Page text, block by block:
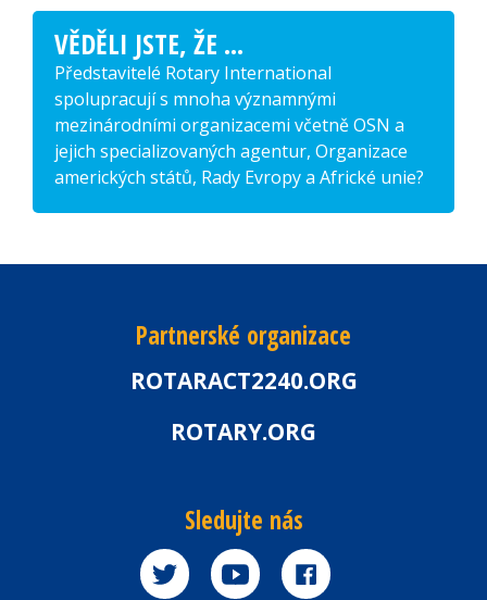
VĚDĚLI JSTE, ŽE ...
Představitelé Rotary International
spolupracují s mnoha významnými
mezinárodními organizacemi včetně OSN a
jejich specializovaných agentur, Organizace
amerických států, Rady Evropy a Africké unie?
Partnerské organizace
ROTARACT2240.ORG
ROTARY.ORG
Sledujte nás